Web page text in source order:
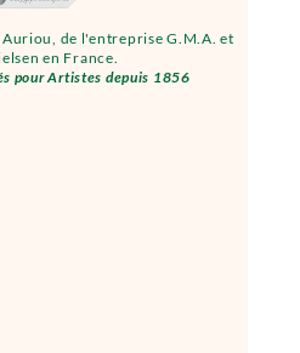
de l'entreprise G.M.A. et
en France.
pour Artistes depuis 1856